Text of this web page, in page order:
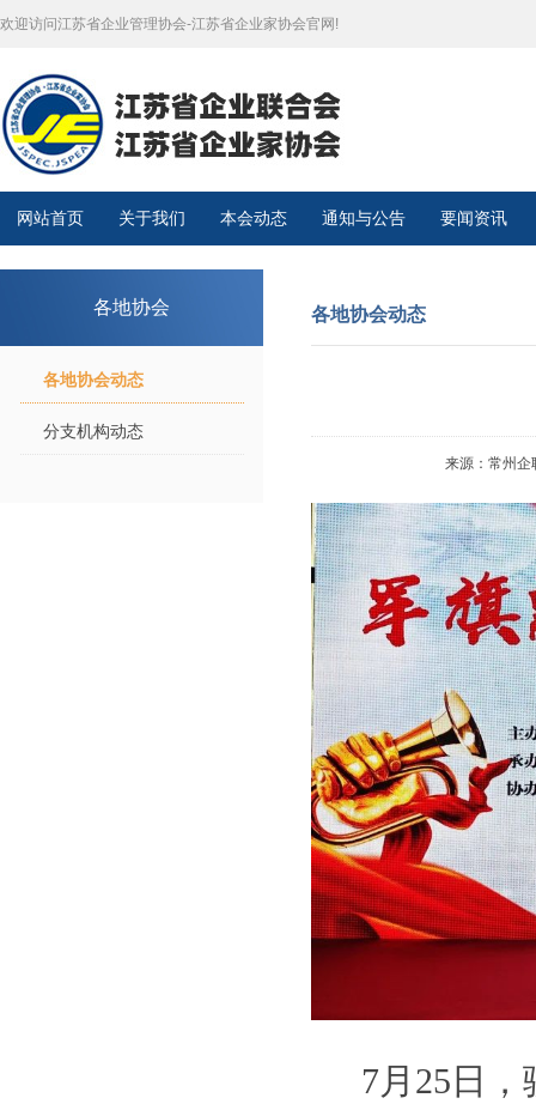
欢迎访问江苏省企业管理协会-江苏省企业家协会官网!
网站首页 关于我们 本会动态 通知与公告 要闻资讯
各地协会
各地协会动态
分支机构动态
各地协会动态
来源：常州
7月 25 日